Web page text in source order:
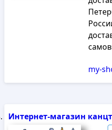
my-
Интернет-магазин